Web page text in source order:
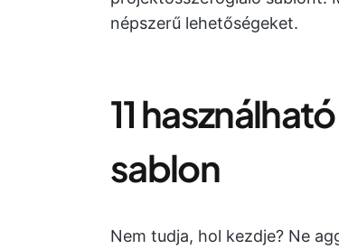
népszerű lehetőségeket.
11
sablon
Nem tudja, hol kezdje? Ne